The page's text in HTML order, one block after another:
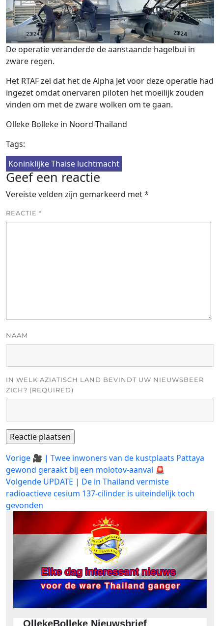
De operatie veranderde de aanstaande hagelbui in
zware regen.
Het RTAF zei dat het de Alpha Jet voor deze operatie had
ingezet omdat onervaren piloten het moeilijk zouden
vinden om met de zware wolken om te gaan.
Olleke Bolleke in Noord-Thailand
Tags:
Koninklijke Thaise luchtmacht
Geef een reactie
Vereiste velden zijn gemarkeerd met*
REACTIE *
NAAM
IN WELK AZIATISCH LAND BEVINDT UW NIEUWSBEER
ZICH? (REQUIRED)
Bericht
navigatie
Vorige Vorig
bericht:
🎥 | Twee inwoners van de kustplaats Pattaya
gewond geraakt bij een molotov-aanval 🚨
Volgende Volgend
bericht:
UPDATE | De in Thailand vermiste
radioactieve cesium 137-cilinder is uiteindelijk toch
gevonden
OllekeBolleke Nieuwsbrief